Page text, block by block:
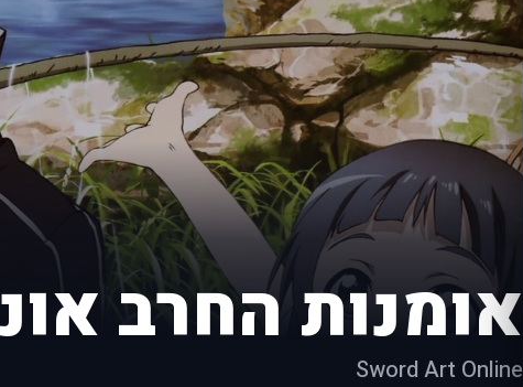
אומנות החרב
Sword Art Online